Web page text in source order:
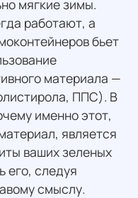
мягкие зимы.
работают, а
бьет
материала —
ППС). В
именно этот,
является
ваших зеленых
его, следуя
смыслу.